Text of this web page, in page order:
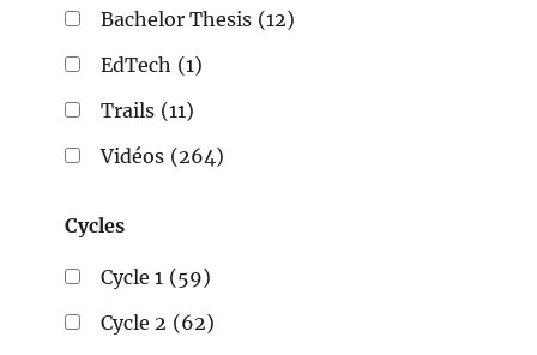
Bachelor Thesis (12)
EdTech (1)
Trails (11)
Vidéos (264)
Cycles
Cycle 1 (59)
Cycle 2 (62)